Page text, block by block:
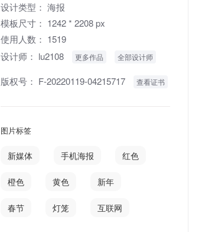
设计类型： 海报
模板尺寸： 1242 * 2208 px
使用人数： 1519
设计师： lu2108 更多作品 全部设计师
版权号： F-20220119-04215717 查看证书
图片标签
新媒体 手机海报 红色
橙色 黄色 新年
春节 灯笼 互联网